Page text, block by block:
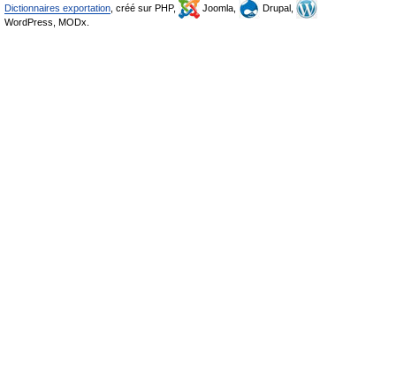
Dictionnaires exportation , créé sur PHP, Joomla,
Drupal,
WordPress, MODx.